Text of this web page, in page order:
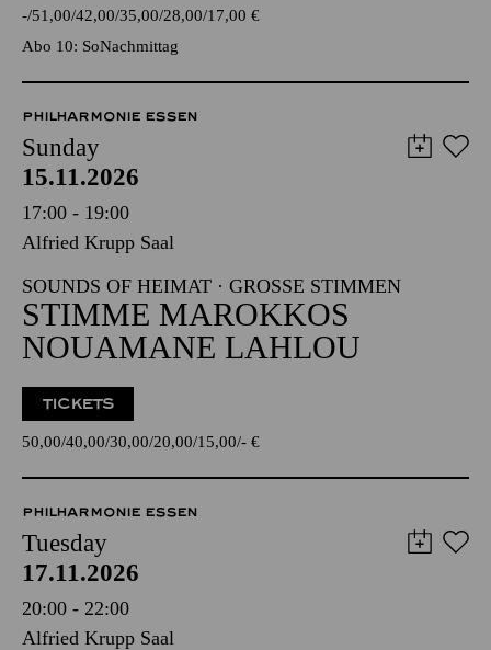
- 51,00 42,00 35,00 28,00 17,00 €
Abo 10: SoNachmittag
PHILHARMONIE ESSEN
Sunday
15.11.2026
17:00 - 19:00
Alfried Krupp Saal
SOUNDS OF HEIMAT · GROSSE STIMMEN
STIMME MAROKKOS
NOUAMANE LAHLOU
TICKETS
50,00 40,00 30,00 20,00 15,00 - €
PHILHARMONIE ESSEN
Tuesday
17.11.2026
20:00 - 22:00
Alfried Krupp Saal